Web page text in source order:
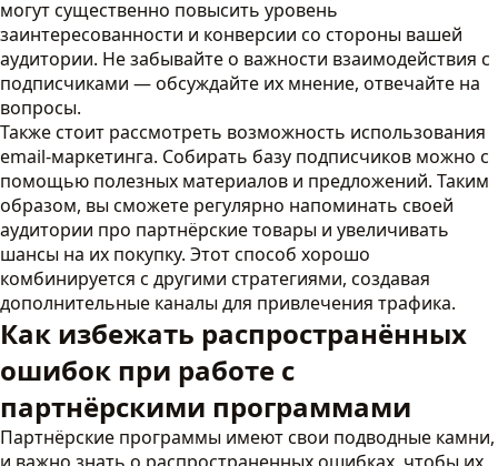
могут существенно повысить уровень
заинтересованности и конверсии со стороны вашей
аудитории. Не забывайте о важности взаимодействия с
подписчиками — обсуждайте их мнение, отвечайте на
вопросы.
Также стоит рассмотреть возможность использования
email-маркетинга. Собирать базу подписчиков можно с
помощью полезных материалов и предложений. Таким
образом, вы сможете регулярно напоминать своей
аудитории про партнёрские товары и увеличивать
шансы на их покупку. Этот способ хорошо
комбинируется с другими стратегиями, создавая
дополнительные каналы для привлечения трафика.
Как избежать распространённых
ошибок при работе с
партнёрскими программами
Партнёрские программы имеют свои подводные камни,